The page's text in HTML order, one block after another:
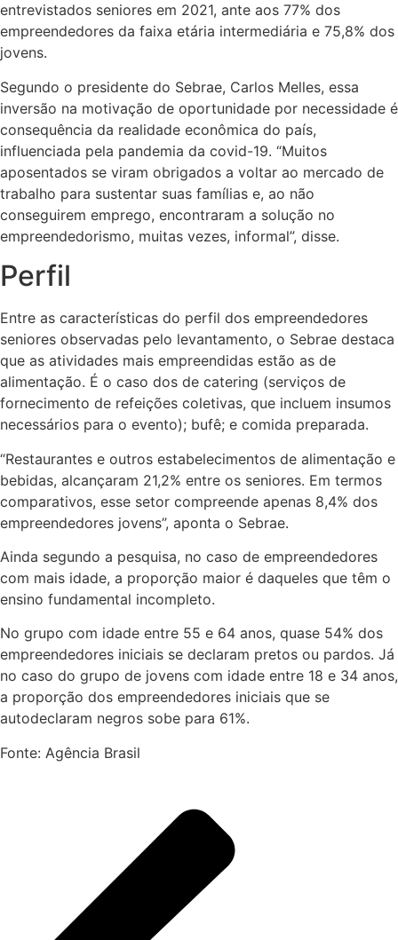
entrevistados seniores em 2021, ante aos 77% dos
empreendedores da faixa etária intermediária e 75,8% dos
jovens.
Segundo o presidente do Sebrae, Carlos Melles, essa
inversão na motivação de oportunidade por necessidade é
consequência da realidade econômica do país,
influenciada pela pandemia da covid-19. “Muitos
aposentados se viram obrigados a voltar ao mercado de
trabalho para sustentar suas famílias e, ao não
conseguirem emprego, encontraram a solução no
empreendedorismo, muitas vezes, informal”, disse.
Perfil
Entre as características do perfil dos empreendedores
seniores observadas pelo levantamento, o Sebrae destaca
que as atividades mais empreendidas estão as de
alimentação. É o caso dos de catering (serviços de
fornecimento de refeições coletivas, que incluem insumos
necessários para o evento); bufê; e comida preparada.
“Restaurantes e outros estabelecimentos de alimentação e
bebidas, alcançaram 21,2% entre os seniores. Em termos
comparativos, esse setor compreende apenas 8,4% dos
empreendedores jovens”, aponta o Sebrae.
Ainda segundo a pesquisa, no caso de empreendedores
com mais idade, a proporção maior é daqueles que têm o
ensino fundamental incompleto.
No grupo com idade entre 55 e 64 anos, quase 54% dos
empreendedores iniciais se declaram pretos ou pardos. Já
no caso do grupo de jovens com idade entre 18 e 34 anos,
a proporção dos empreendedores iniciais que se
autodeclaram negros sobe para 61%.
Fonte: Agência Brasil